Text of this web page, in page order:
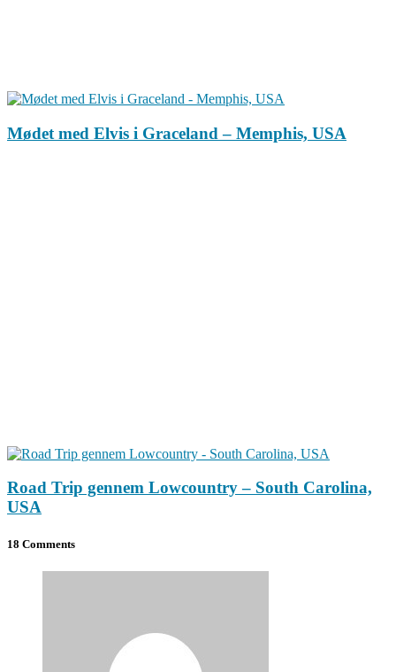
Mødet med Elvis i Graceland – Memphis, USA
Road Trip gennem Lowcountry – South Carolina,
USA
18 Comments